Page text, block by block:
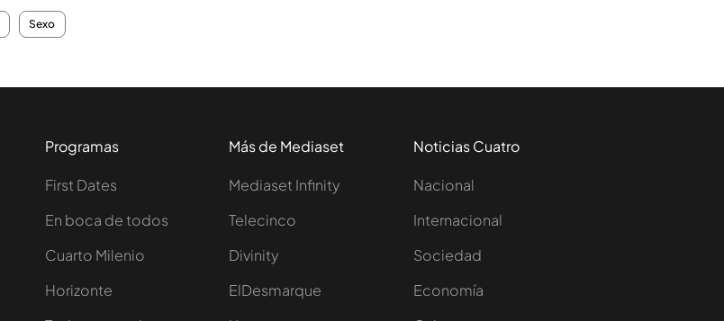
Sexo
Programas
First Dates
En boca de todos
Cuarto Milenio
Horizonte
Más de Mediaset
Mediaset Infinity
Telecinco
Divinity
ElDesmarque
Noticias Cuatro
Nacional
Internacional
Sociedad
Economía